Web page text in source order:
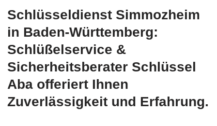
Schlüsseldienst Simmozheim
in Baden-Württemberg:
Schlüßelservice &
Sicherheitsberater Schlüssel
Aba offeriert Ihnen
Zuverlässigkeit und Erfahrung.